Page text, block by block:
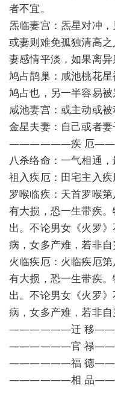
者不宜。
炁临妻宫：炁星对冲
或妻则难免孤独清高
妻感情平淡，如果离异
鸠占鹊巢：咸池桃花
鸠占也，另一半容易被
咸池妻宫：或主动或
金星夫妻：自己或者妻
——————疾 厄
八杀络命：一气相通
祖入疾厄：田宅主入疾
罗喉临疾：天首罗喉
有大损，恐一生带疾
出。不论男女《火罗
病，女多产难，若非自
火临疾厄：火临疾厄
有大损，恐一生带疾
出。不论男女《火罗
病，女多产难，若非自
——————迁 移
——————官 禄
——————福 德
——————相 品